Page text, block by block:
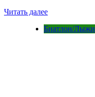
Читать далее
Биатлон/Лыжи